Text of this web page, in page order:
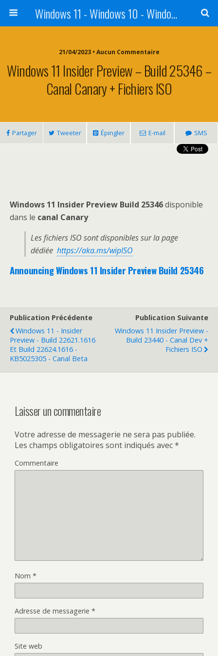
Windows 11 - Windows 10 - Windows 8 - Windows 7 - VISTA
21/04/2023 • Aucun Commentaire
Windows 11 Insider Preview – Build 25346 –
Canal Canary + Fichiers ISO
Partager Tweeter Épingler E-mail SMS
Windows 11 Insider Preview Build 25346disponible
dans le canal Canary
Les fichiers ISO sont disponibles sur la page
dédiée https://aka.ms/wipISO
Announcing Windows 11 Insider Preview Build 25346
Publication Précédente
Windows 11 - Insider
Preview - Build 22621.1616
Et Build 22624.1616 -
KB5025305 - Canal Beta
Publication Suivante
Windows 11 Insider Preview -
Build 23440 - Canal Dev +
Fichiers ISO
Laisser un commentaire
Votre adresse de messagerie ne sera pas publiée.
Les champs obligatoires sont indiqués avec*
Commentaire
Nom *
Adresse de messagerie *
Site web